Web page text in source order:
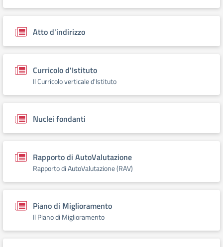
Atto d'indirizzo
Curricolo d'Istituto
Il Curricolo verticale d'Istituto
Nuclei fondanti
Rapporto di AutoValutazione
Rapporto di AutoValutazione (RAV)
Piano di Miglioramento
Il Piano di Miglioramento